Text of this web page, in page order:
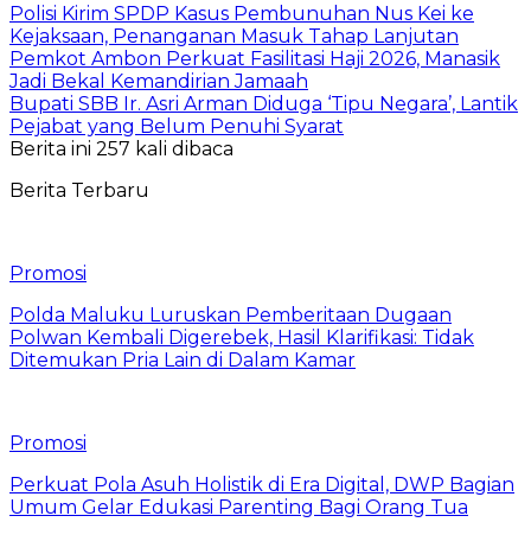
Polisi Kirim SPDP Kasus Pembunuhan Nus Kei ke
Kejaksaan, Penanganan Masuk Tahap Lanjutan
Pemkot Ambon Perkuat Fasilitasi Haji 2026, Manasik
Jadi Bekal Kemandirian Jamaah
Bupati SBB Ir. Asri Arman Diduga ‘Tipu Negara’, Lantik
Pejabat yang Belum Penuhi Syarat
Berita ini 257 kali dibaca
Berita Terbaru
Promosi
Polda Maluku Luruskan Pemberitaan Dugaan
Polwan Kembali Digerebek, Hasil Klarifikasi: Tidak
Ditemukan Pria Lain di Dalam Kamar
Promosi
Perkuat Pola Asuh Holistik di Era Digital, DWP Bagian
Umum Gelar Edukasi Parenting Bagi Orang Tua